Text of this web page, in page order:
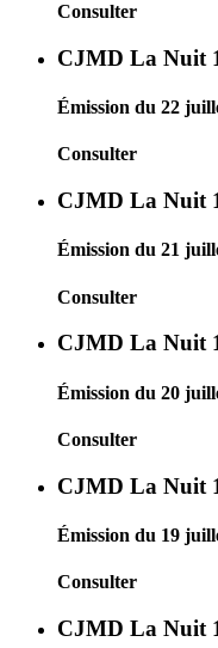
Consulter
CJMD La Nuit
Émission du 22
Consulter
CJMD La Nuit
Émission du 21
Consulter
CJMD La Nuit
Émission du 20
Consulter
CJMD La Nuit
Émission du 19
Consulter
CJMD La Nuit